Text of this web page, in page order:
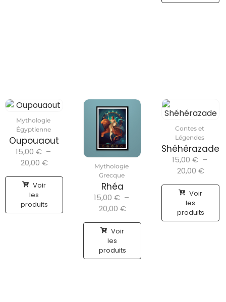
Mythologie
Égyptienne
Oupouaout
15,00 € –
20,00 €
Voir
les
produits
Mythologie
Grecque
Rhéa
15,00 € –
20,00 €
Voir
les
produits
Contes et
Légendes
Shéhérazade
15,00 € –
20,00 €
Voir
les
produits